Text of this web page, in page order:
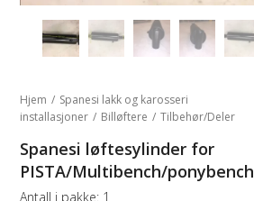
Hjem / Spanesi lakk og karosseri
installasjoner / Billøftere / Tilbehør/Deler
Spanesi løftesylinder for
PISTA/Multibench/ponybench
Antall i pakke: 1